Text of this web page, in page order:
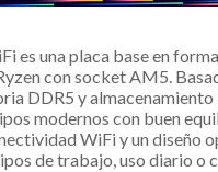
es una placa base en
con socket AM5.
DDR5 y
modernos con buen
WiFi y un diseño
de trabajo, uso diario o